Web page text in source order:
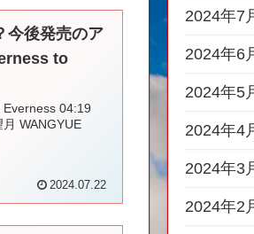
今後発売のア
to
04:19
WANGYUE
2024.07.22
2024年7
2024年6
2024年5
2024年4
2024年3
2024年2